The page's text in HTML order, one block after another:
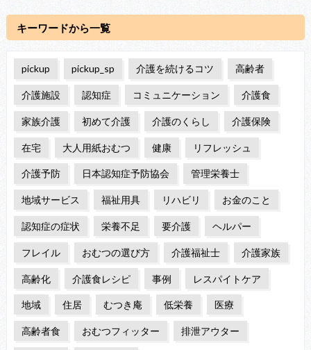
キーワードから一覧
pickup pickup_sp 介護を続けるコツ 高齢者
介護施設 認知症 コミュニケーション 介護食
家族介護 初めて介護 介護のくらし 介護保険
在宅 大人用紙おむつ 健康 リフレッシュ
介護予防 日本認知症予防協会 管理栄養士
地域サービス 福祉用具 リハビリ お金のこと
認知症の症状 栄養不足 要介護 ヘルパー
フレイル おむつの選び方 介護福祉士 介護家族
高齢化 介護食レシピ 事例 レスパイトケア
地域 住居 むつき庵 低栄養 医療
高齢者食 おむつフィッター 排泄アウター